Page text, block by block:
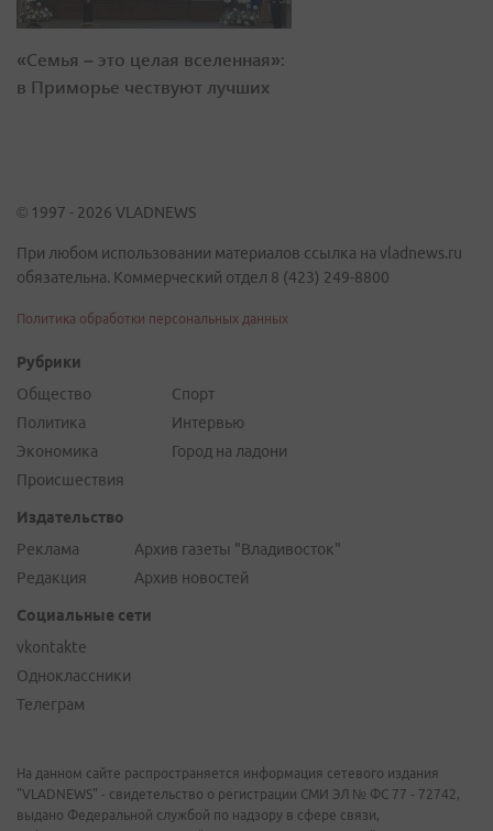
«Семья – это целая вселенная»:
в Приморье чествуют лучших
© 1997 - 2026 VLADNEWS
При любом использовании материалов ссылка на vladnews.ru
обязательна. Коммерческий отдел 8 (423) 249-8800
Политика обработки персональных данных
Рубрики
Общество
Политика
Экономика
Происшествия
Спорт
Интервью
Город на ладони
Издательство
Реклама
Редакция
Архив газеты "Владивосток"
Архив новостей
Социальные сети
vkontakte
Одноклассники
Телеграм
На данном сайте распространяется информация сетевого издания
"VLADNEWS" - свидетельство о регистрации СМИ ЭЛ № ФС 77 - 72742,
выдано Федеральной службой по надзору в сфере связи,